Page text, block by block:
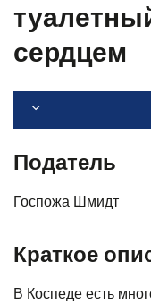
сердцем
Податель
Госпожа Шмидт
Краткое
В Коспеде есть